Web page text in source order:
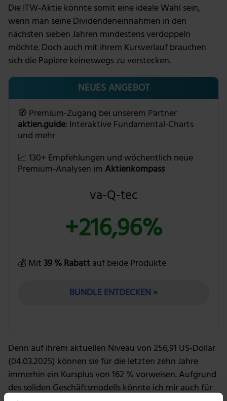
Die ITW-Aktie könnte somit eine ideale Wahl sein,
wenn man seine Dividendeneinnahmen in den
nächsten sieben Jahren mindestens verdoppeln
möchte. Doch auch mit ihrem Kursverlauf brauchen
sich die Papiere keineswegs zu verstecken.
NEUES ANGEBOT
🧭 Premium-Zugang bei unserem Partner
aktien.guide: Interaktive Fundamental-Charts
und mehr
📈 130+ Empfehlungen und wöchentlich neue
Premium-Analysen im Aktienkompass
va-Q-tec
+216,96%
💰 Mit 39 % Rabattauf beide Produkte
BUNDLE ENTDECKEN »
Denn auf ihrem aktuellen Niveau von 256,91 US-Dollar
(04.03.2025) können sie für die letzten zehn Jahre
immerhin ein Kursplus von 162 % vorweisen. Aufgrund
des soliden Geschäftsmodells könnte ich mir auch für